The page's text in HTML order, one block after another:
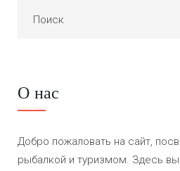
О нас
Добро пожаловать на сайт,
рыбалкой и туризмом. Здесь